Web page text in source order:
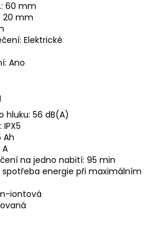
60 mm
20 mm
Elektrické
Ano
hluku: 56 dB(A)
Ah
na jedno nabití: 95 min
energie při maximálním
iontová